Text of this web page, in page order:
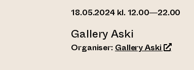
18.05.2024 kl. 12.00—22.00
Gallery Aski
Organiser: Gallery Aski(opens